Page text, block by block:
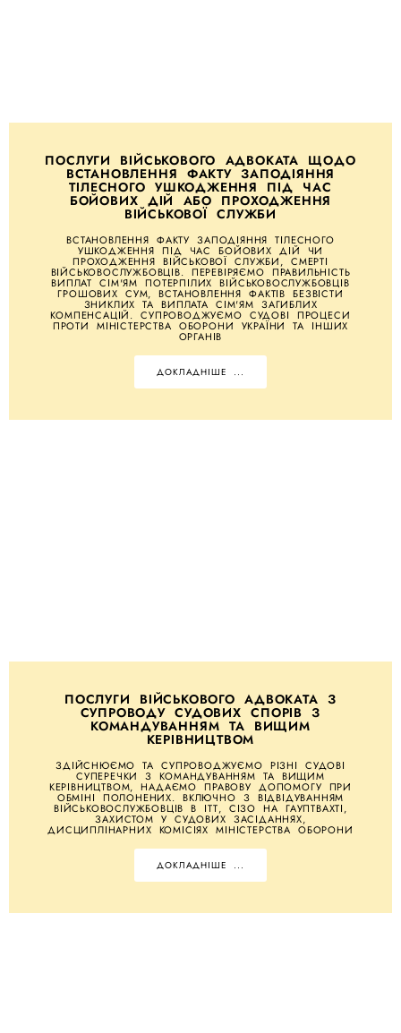
ПОСЛУГИ ВІЙСЬКОВОГО АДВОКАТА ЩОДО
ВСТАНОВЛЕННЯ ФАКТУ ЗАПОДІЯННЯ
ТІЛЕСНОГО УШКОДЖЕННЯ ПІД ЧАС
БОЙОВИХ ДІЙ АБО ПРОХОДЖЕННЯ
ВІЙСЬКОВОЇ СЛУЖБИ
ВСТАНОВЛЕННЯ ФАКТУ ЗАПОДІЯННЯ ТІЛЕСНОГО
УШКОДЖЕННЯ ПІД ЧАС БОЙОВИХ ДІЙ ЧИ
ПРОХОДЖЕННЯ ВІЙСЬКОВОЇ СЛУЖБИ, СМЕРТІ
ВІЙСЬКОВОСЛУЖБОВЦІВ. ПЕРЕВІРЯЄМО ПРАВИЛЬНІСТЬ
ВИПЛАТ СІМ'ЯМ ПОТЕРПІЛИХ ВІЙСЬКОВОСЛУЖБОВЦІВ
ГРОШОВИХ СУМ, ВСТАНОВЛЕННЯ ФАКТІВ БЕЗВІСТИ
ЗНИКЛИХ ТА ВИПЛАТА СІМ'ЯМ ЗАГИБЛИХ
КОМПЕНСАЦІЙ. СУПРОВОДЖУЄМО СУДОВІ ПРОЦЕСИ
ПРОТИ МІНІСТЕРСТВА ОБОРОНИ УКРАЇНИ ТА ІНШИХ
ОРГАНІВ
ДОКЛАДНІШЕ ...
ПОСЛУГИ ВІЙСЬКОВОГО АДВОКАТА З
СУПРОВОДУ СУДОВИХ СПОРІВ З
КОМАНДУВАННЯМ ТА ВИЩИМ
КЕРІВНИЦТВОМ
ЗДІЙСНЮЄМО ТА СУПРОВОДЖУЄМО РІЗНІ СУДОВІ
СУПЕРЕЧКИ З КОМАНДУВАННЯМ ТА ВИЩИМ
КЕРІВНИЦТВОМ, НАДАЄМО ПРАВОВУ ДОПОМОГУ ПРИ
ОБМІНІ ПОЛОНЕНИХ. ВКЛЮЧНО З ВІДВІДУВАННЯМ
ВІЙСЬКОВОСЛУЖБОВЦІВ В ІТТ, СІЗО НА ГАУПТВАХТІ,
ЗАХИСТОМ У СУДОВИХ ЗАСІДАННЯХ,
ДИСЦИПЛІНАРНИХ КОМІСІЯХ МІНІСТЕРСТВА ОБОРОНИ
ДОКЛАДНІШЕ ...